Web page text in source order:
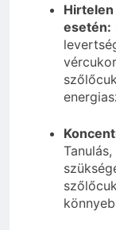
esetén: